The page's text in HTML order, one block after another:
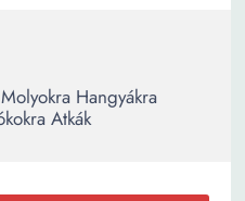
Hangyákra
Atkák